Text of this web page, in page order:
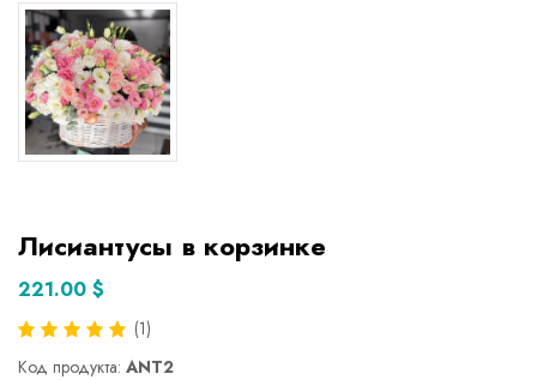
Лисиантусы в корзинке
221.00 $
(1)
Код продукта: ANT2